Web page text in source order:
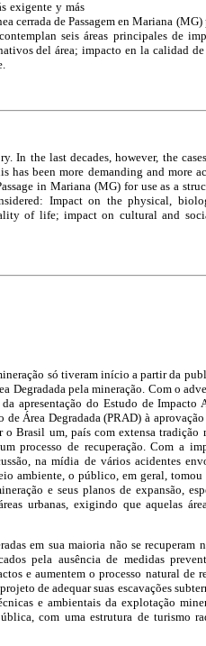
exigente y más
cerrada de Passagem en Mariana (MG)
seis áreas principales de
del área; impacto en la calidad
In the last decades, however, the
has been more demanding and more
in Mariana (MG) for use as a
Impact on the physical,
of life; impact on cultural and
só tiveram início a partir da
Degradada pela mineração. Com o
apresentação do Estudo de Impacto
Área Degradada (PRAD) à
Brasil um, país com extensa tradição
processo de recuperação. Com a
na mídia de vários acidentes
ambiente, o público, em geral,
e seus planos de expansão,
urbanas, exigindo que aquelas
em sua maioria não se recuperam
pela ausência de medidas
e aumentem o processo natural de
de adequar suas escavações
e ambientais da explotação
com uma estrutura de turismo